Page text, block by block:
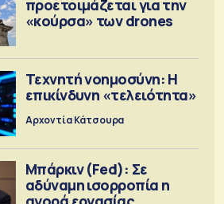
προετοιμάζεται για την
«κούρσα» των drones
Τεχνητή νοημοσύνη: Η
επικίνδυνη «τελειότητα»
Αρχοντία Κάτσουρα
Μπάρκιν (Fed): Σε
αδύναμη ισορροπία η